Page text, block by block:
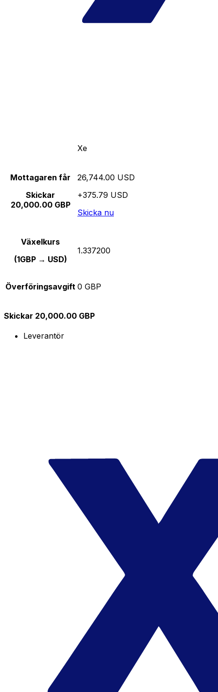
Xe
Mottagaren får
Skickar
20,000.00 GBP
26,744.00 USD
+375.79 USD
Skicka nu
Växelkurs
(1GBP → USD)
1.337200
Överföringsavgift 0 GBP
Skickar 20,000.00 GBP
Leverantör